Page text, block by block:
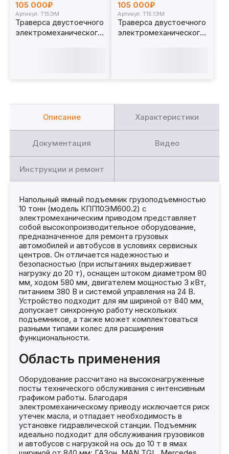
105 000₽
Артикул: Т15ЭМ
Траверса двустоечного
электромеханического
105 000₽
Артикул: Т15.1ЭМ
Траверса двустоечного
электромеханического
Описание Характеристики
Документация Видео
Инструкции и ремонт
Напольный ямный подъемник грузоподъемностью
10 тонн (модель КПП10ЭМ600.2) с
электромеханическим приводом представляет
собой высокопроизводительное оборудование,
предназначенное для ремонта грузовых
автомобилей и автобусов в условиях сервисных
центров. Он отличается надежностью и
безопасностью (при испытаниях выдерживает
нагрузку до 20 т), оснащен штоком диаметром 80
мм, ходом 580 мм, двигателем мощностью 3 кВт,
питанием 380 В и системой управления на 24 В.
Устройство подходит для ям шириной от 840 мм,
допускает синхронную работу нескольких
подъемников, а также может комплектоваться
разными типами колес для расширения
функциональности.
Область применения
Оборудование рассчитано на высоконагруженные
посты технического обслуживания с интенсивным
графиком работы. Благодаря
электромеханическому приводу исключается риск
утечек масла, и отпадает необходимость в
установке гидравлической станции. Подъемник
идеально подходит для обслуживания грузовиков
и автобусов с нагрузкой на ось до 10 т в ямах